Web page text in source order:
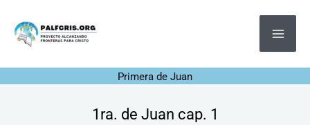
Primera de Juan
1ra. de Juan cap. 1